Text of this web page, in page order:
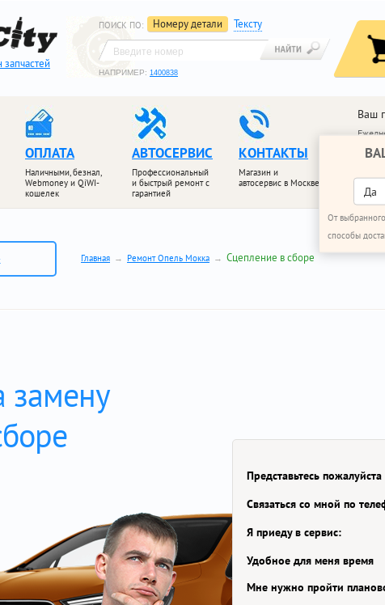
запчастей
ПОИСК ПО: Номеру детали Тексту
НАПРИМЕР: 1400838
ОПЛАТА
Наличными, безнал,
Webmoney и QiWI-
кошелек
АВТОСЕРВИС
Профессиональный
и быстрый ремонт с
гарантией
КОНТАКТЫ
Магазин и
автосервис в Москве
Ваш
Да
От
способы
+7
Главная Ремонт Опель Мокка Сцепление в сборе
замену
Представьтесь пожалуйста
Связаться со мной по
Я приеду в сервис:
Удобное для меня время
Мне нужно пройти